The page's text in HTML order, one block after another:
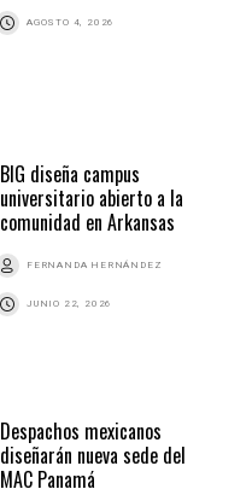
AGOSTO 4, 2026
BIG diseña campus
universitario abierto a la
comunidad en Arkansas
FERNANDA HERNÁNDEZ
JUNIO 22, 2026
Despachos mexicanos
diseñarán nueva sede del
MAC Panamá